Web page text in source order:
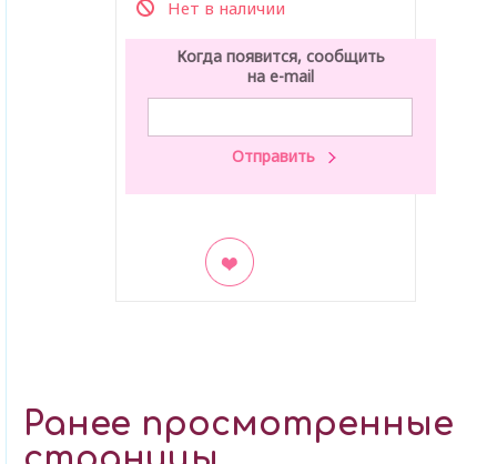
Нет в наличии
Когда появится, сообщить
на e-mail
Ранее просмотренные